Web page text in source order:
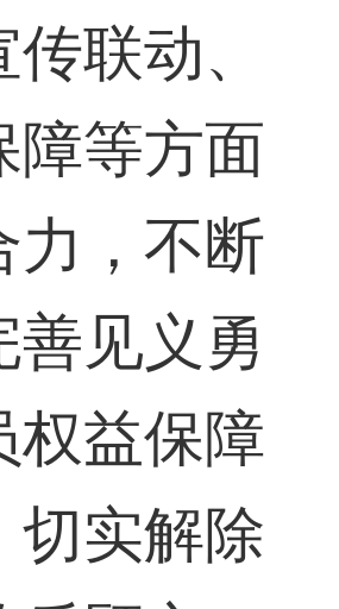
联动、
障等方面
力，不断
善见义勇
权益保障
切实解除